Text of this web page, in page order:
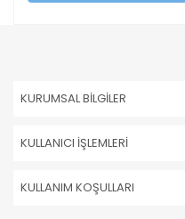
KURUMSAL BİLGİLER
KULLANICI İŞLEMLERİ
KULLANIM KOŞULLARI